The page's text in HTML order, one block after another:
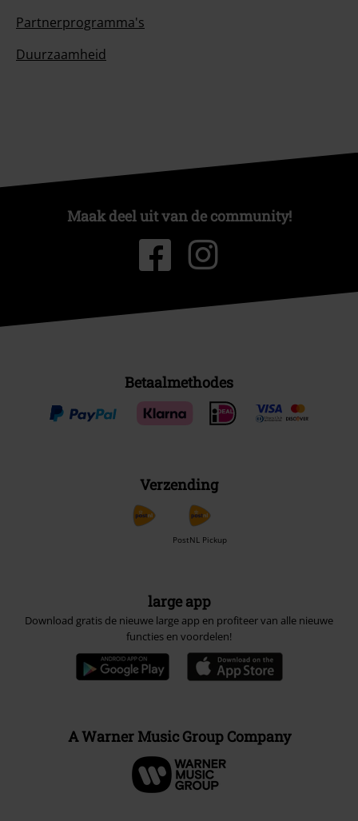
Partnerprogramma's
Duurzaamheid
Maak deel uit van de community!
Betaalmethodes
Verzending
PostNL Pickup
large app
Download gratis de nieuwe large app en profiteer van alle nieuwe
functies en voordelen!
A Warner Music Group Company